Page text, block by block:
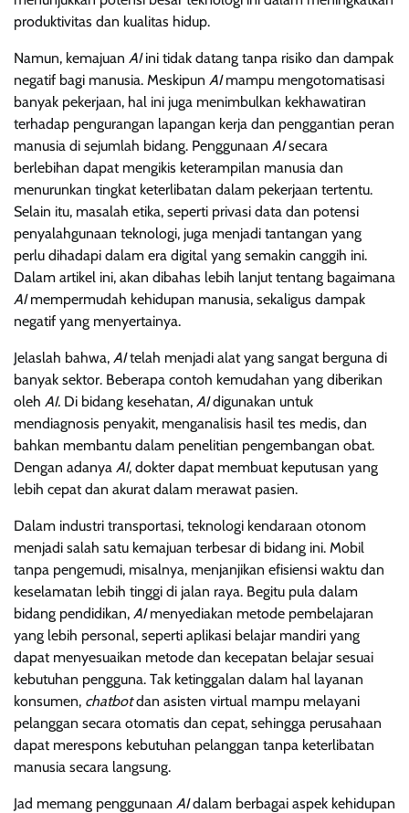
produktivitas dan kualitas hidup.
Namun, kemajuan AIini tidak datang tanpa risiko dan dampak
negatif bagi manusia. Meskipun AImampu mengotomatisasi
banyak pekerjaan, hal ini juga menimbulkan kekhawatiran
terhadap pengurangan lapangan kerja dan penggantian peran
manusia di sejumlah bidang. Penggunaan AIsecara
berlebihan dapat mengikis keterampilan manusia dan
menurunkan tingkat keterlibatan dalam pekerjaan tertentu.
Selain itu, masalah etika, seperti privasi data dan potensi
penyalahgunaan teknologi, juga menjadi tantangan yang
perlu dihadapi dalam era digital yang semakin canggih ini.
Dalam artikel ini, akan dibahas lebih lanjut tentang bagaimana
AImempermudah kehidupan manusia, sekaligus dampak
negatif yang menyertainya.
Jelaslah bahwa, AItelah menjadi alat yang sangat berguna di
banyak sektor. Beberapa contoh kemudahan yang diberikan
oleh AI. Di bidang kesehatan, AIdigunakan untuk
mendiagnosis penyakit, menganalisis hasil tes medis, dan
bahkan membantu dalam penelitian pengembangan obat.
Dengan adanya AI, dokter dapat membuat keputusan yang
lebih cepat dan akurat dalam merawat pasien.
Dalam industri transportasi, teknologi kendaraan otonom
menjadi salah satu kemajuan terbesar di bidang ini. Mobil
tanpa pengemudi, misalnya, menjanjikan efisiensi waktu dan
keselamatan lebih tinggi di jalan raya. Begitu pula dalam
bidang pendidikan, AImenyediakan metode pembelajaran
yang lebih personal, seperti aplikasi belajar mandiri yang
dapat menyesuaikan metode dan kecepatan belajar sesuai
kebutuhan pengguna. Tak ketinggalan dalam hal layanan
konsumen, chatbotdan asisten virtual mampu melayani
pelanggan secara otomatis dan cepat, sehingga perusahaan
dapat merespons kebutuhan pelanggan tanpa keterlibatan
manusia secara langsung.
Jad memang penggunaan AIdalam berbagai aspek kehidupan